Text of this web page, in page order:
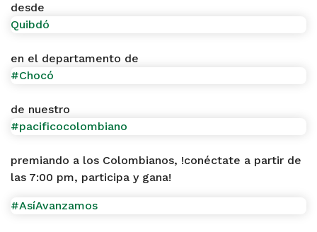
desde
Quibdó
en el departamento de
#Chocó
de nuestro
#pacificocolombiano
premiando a los Colombianos, !conéctate a partir de
las 7:00 pm, participa y gana!
#AsíAvanzamos